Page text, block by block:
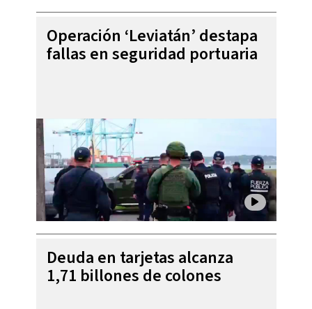
Operación ‘Leviatán’ destapa
fallas en seguridad portuaria
Deuda en tarjetas alcanza
1,71 billones de colones